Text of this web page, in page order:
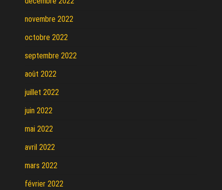
novembre 2022
octobre 2022
septembre 2022
août 2022
juillet 2022
juin 2022
mai 2022
avril 2022
mars 2022
février 2022